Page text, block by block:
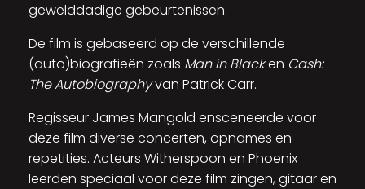
gewelddadige gebeurtenissen.
De film is gebaseerd op de verschillende
(auto)biografieën zoals Man in Blacken Cash:
The Autobiographyvan Patrick Carr.
Regisseur James Mangold ensceneerde voor
deze film diverse concerten, opnames en
repetities. Acteurs Witherspoon en Phoenix
leerden speciaal voor deze film zingen, gitaar en